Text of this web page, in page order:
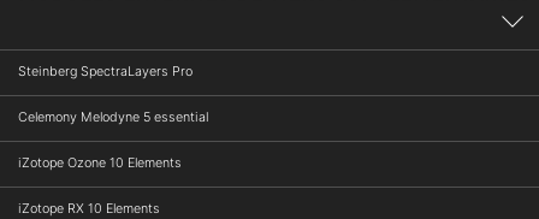
Steinberg SpectraLayers Pro
Celemony Melodyne 5 essential
iZotope Ozone 10 Elements
iZotope RX 10 Elements